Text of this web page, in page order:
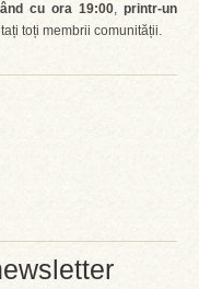
cu ora 19:00, printr-un
toți membrii comunității.